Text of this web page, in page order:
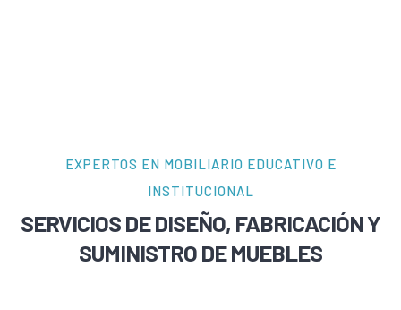
EXPERTOS EN MOBILIARIO EDUCATIVO E
INSTITUCIONAL
SERVICIOS DE DISEÑO, FABRICACIÓN Y
SUMINISTRO DE MUEBLES